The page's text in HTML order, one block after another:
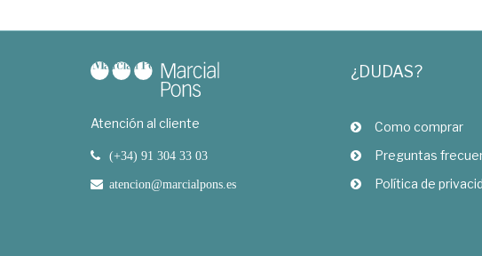
Atención al cliente
(+34) 91 304 33 03
atencion@marcialpons.es
¿DUDAS?
Como comprar
Preguntas
Política de